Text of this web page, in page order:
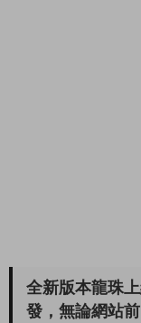
全新版本龍珠
發，無論網站